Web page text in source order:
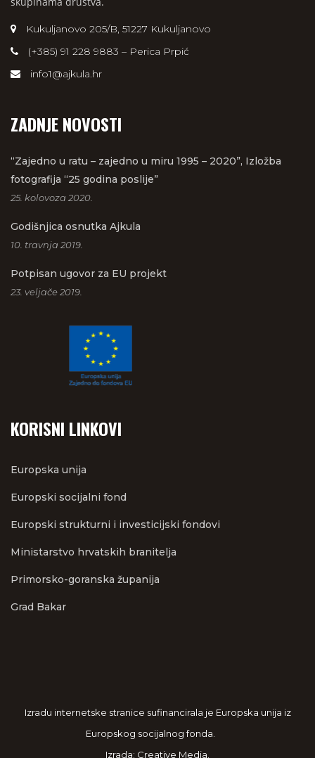
Kukuljanovo 205/B, 51227 Kukuljanovo
(+385) 91 228 9883 – Perica Prpić
info1@ajkula.hr
ZADNJE NOVOSTI
“Zajedno u ratu – zajedno u miru 1995 – 2020”, Izložba
fotografija “25 godina poslije”
25. kolovoza 2020.
Godišnjica osnutka Ajkula
10. travnja 2019.
Potpisan ugovor za EU projekt
23. veljače 2019.
KORISNI LINKOVI
Europska unija
Europski socijalni fond
Europski strukturni i investicijski fondovi
Ministarstvo hrvatskih branitelja
Primorsko-goranska županija
Grad Bakar
Izradu internetske stranice sufinancirala je Europska unija iz
Europskog socijalnog fonda.
Izrada: Creative Media.